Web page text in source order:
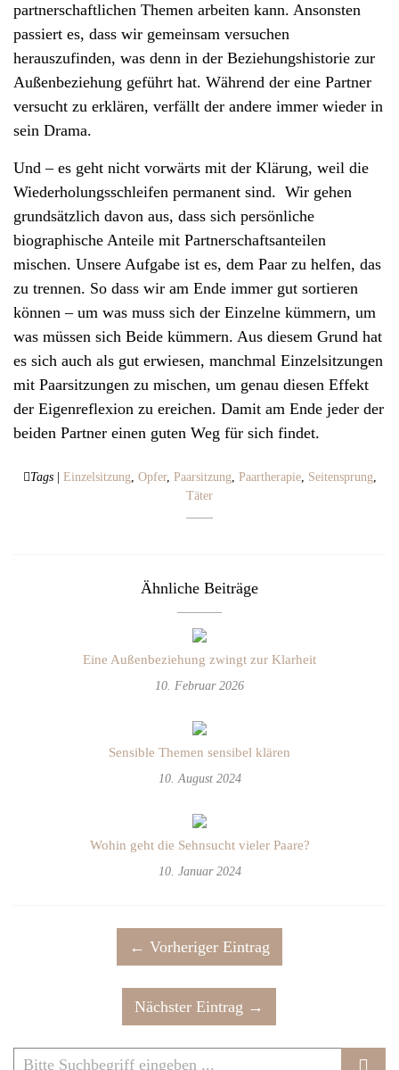
partnerschaftlichen Themen arbeiten kann. Ansonsten
passiert es, dass wir gemeinsam versuchen
herauszufinden, was denn in der Beziehungshistorie zur
Außenbeziehung geführt hat. Während der eine Partner
versucht zu erklären, verfällt der andere immer wieder in
sein Drama.
Und – es geht nicht vorwärts mit der Klärung, weil die
Wiederholungsschleifen permanent sind. Wir gehen
grundsätzlich davon aus, dass sich persönliche
biographische Anteile mit Partnerschaftsanteilen
mischen. Unsere Aufgabe ist es, dem Paar zu helfen, das
zu trennen. So dass wir am Ende immer gut sortieren
können – um was muss sich der Einzelne kümmern, um
was müssen sich Beide kümmern. Aus diesem Grund hat
es sich auch als gut erwiesen, manchmal Einzelsitzungen
mit Paarsitzungen zu mischen, um genau diesen Effekt
der Eigenreflexion zu ereichen. Damit am Ende jeder der
beiden Partner einen guten Weg für sich findet.
Tags| Einzelsitzung, Opfer, Paarsitzung, Paartherapie, Seitensprung,
Täter
Ähnliche Beiträge
Eine Außenbeziehung zwingt zur Klarheit
10. Februar 2026
Sensible Themen sensibel klären
10. August 2024
Wohin geht die Sehnsucht vieler Paare?
10. Januar 2024
← Vorheriger Eintrag
Nächster Eintrag →